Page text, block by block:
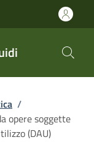
/
opere soggette
(DAU)